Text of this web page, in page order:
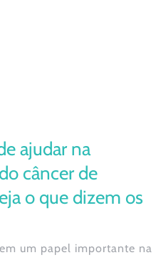
ajudar na
câncer de
o que dizem os
um papel importante na